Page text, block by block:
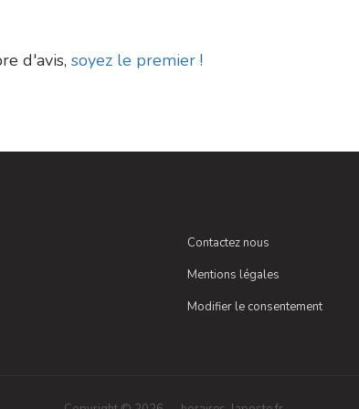
d'avis, soyez le premier !
Contactez nous
Mentions légales
Modifier le consentement